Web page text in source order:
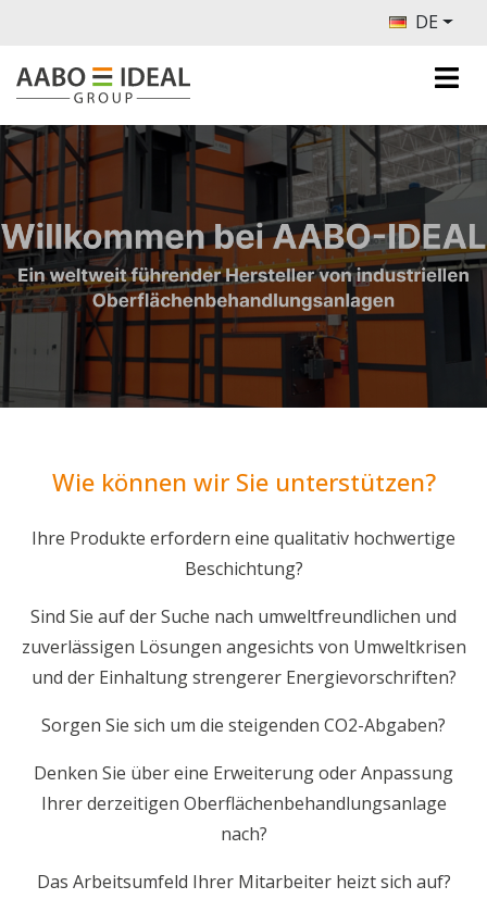
DE
Wie können wir Sie unterstützen?
Ihre Produkte erfordern eine qualitativ hochwertige
Beschichtung?
Sind Sie auf der Suche nach umweltfreundlichen und
zuverlässigen Lösungen angesichts von Umweltkrisen
und der Einhaltung strengerer Energievorschriften?
Sorgen Sie sich um die steigenden CO2-Abgaben?
Denken Sie über eine Erweiterung oder Anpassung
Ihrer derzeitigen Oberflächenbehandlungsanlage
nach?
Das Arbeitsumfeld Ihrer Mitarbeiter heizt sich auf?